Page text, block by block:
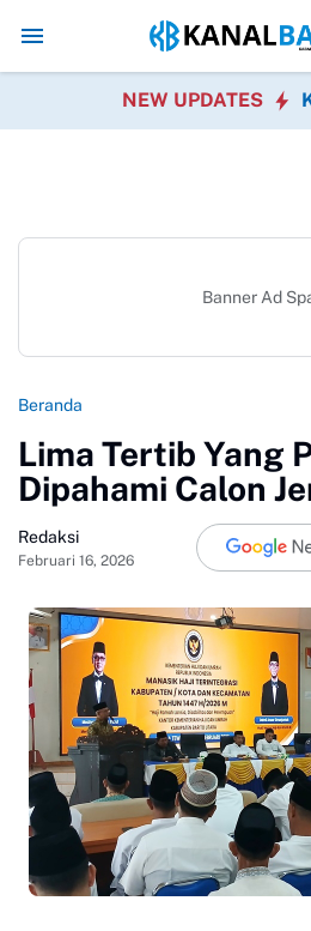
Kaji Tiru ke Kulon Progo,
NEW UPDATES
Banner Ad
Beranda
Lima Tertib Yang
Dipahami Calon
Redaksi
Februari 16, 2026